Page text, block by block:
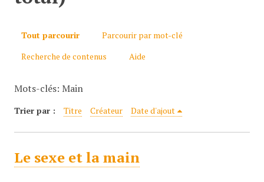
Tout parcourir
Parcourir par mot-clé
Recherche de contenus
Aide
Mots-clés: Main
Trier par : Titre Créateur Date d'ajout
Le sexe et la main